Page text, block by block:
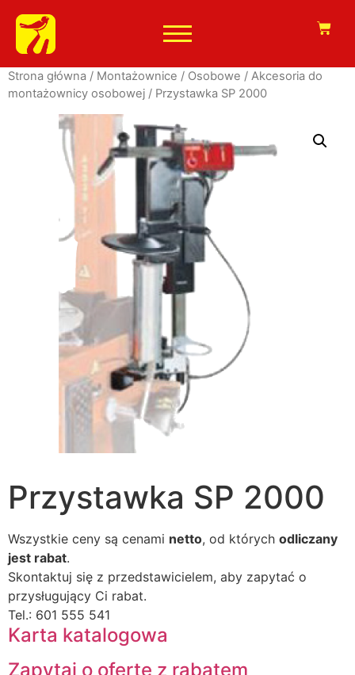
Strona główna / Montażownice / Osobowe / Akcesoria do
montażownicy osobowej / Przystawka SP 2000
Przystawka SP 2000
Wszystkie ceny są cenami netto, od których odliczany
jest rabat.
Skontaktuj się z przedstawicielem, aby zapytać o
przysługujący Ci rabat.
Tel.: 601 555 541
Karta katalogowa
Zapytaj o ofertę z rabatem